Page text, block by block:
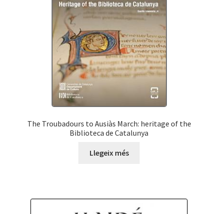
The Troubadours to Ausiàs March: heritage of the
Biblioteca de Catalunya
Llegeix més